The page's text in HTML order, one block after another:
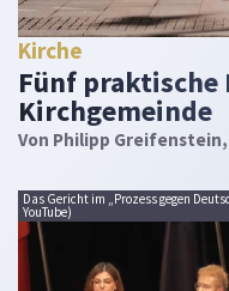
Kirche
Fünf
Kirchgemeinde
Von Philipp Greifenstein
Das Gericht im „Prozess gegen
YouTube)